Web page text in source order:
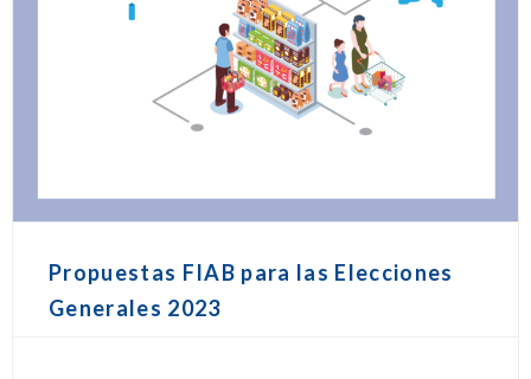
Propuestas FIAB para las Elecciones
Generales 2023